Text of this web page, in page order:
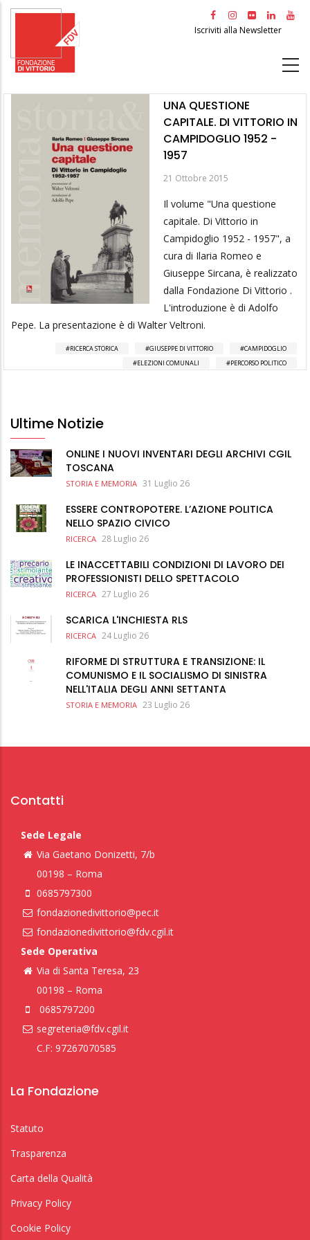
Salta
principale
Iscriviti alla Newsletter
UNA QUESTIONE
CAPITALE. DI VITTORIO IN
CAMPIDOGLIO 1952 -
1957
21 Ottobre 2015
Il volume "Una questione
capitale. Di Vittorio in
Campidoglio 1952 - 1957", a
cura di Ilaria Romeo e
Giuseppe Sircana, è realizzato
dalla Fondazione Di Vittorio .
L'introduzione è di Adolfo
Pepe. La presentazione è di Walter Veltroni.
RICERCA STORICA GIUSEPPE DI VITTORIO
CAMPIDOGLIO
ELEZIONI COMUNALI
PERCORSO POLITICO
Ultime Notizie
ONLINE I NUOVI INVENTARI DEGLI ARCHIVI CGIL
TOSCANA
STORIA E MEMORIA 31 Luglio 26
ESSERE CONTROPOTERE. L’AZIONE POLITICA
NELLO SPAZIO CIVICO
RICERCA 28 Luglio 26
LE INACCETTABILI CONDIZIONI DI LAVORO DEI
PROFESSIONISTI DELLO SPETTACOLO
RICERCA 27 Luglio 26
SCARICA L'INCHIESTA RLS
RICERCA 24 Luglio 26
RIFORME DI STRUTTURA E TRANSIZIONE: IL
COMUNISMO E IL SOCIALISMO DI SINISTRA
NELL'ITALIA DEGLI ANNI SETTANTA
STORIA E MEMORIA 23 Luglio 26
Contatti
Sede Legale
Via Gaetano Donizetti, 7/b
00198 – Roma
0685797300
fondazionedivittorio@pec.it
fondazionedivittorio@fdv.cgil.it
Sede Operativa
Via di Santa Teresa, 23
00198 – Roma
0685797200
segreteria@fdv.cgil.it
C.F: 97267070585
La Fondazione
Statuto
Trasparenza
Carta della Qualità
Privacy Policy
Cookie Policy